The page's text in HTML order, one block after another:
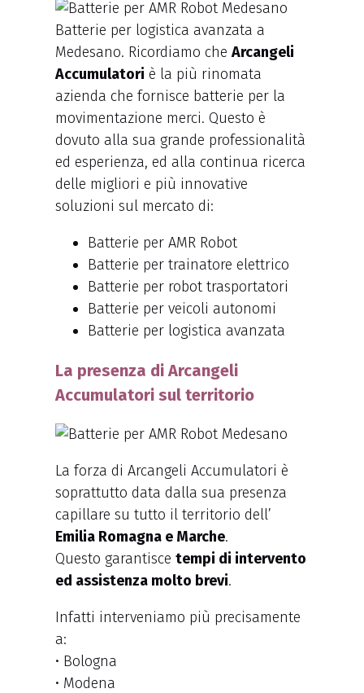
Batterie per logistica avanzata a
Medesano. Ricordiamo che Arcangeli
Accumulatori è la più rinomata
azienda che fornisce batterie per la
movimentazione merci. Questo è
dovuto alla sua grande professionalità
ed esperienza, ed alla continua ricerca
delle migliori e più innovative
soluzioni sul mercato di:
Batterie per AMR Robot
Batterie per trainatore elettrico
Batterie per robot trasportatori
Batterie per veicoli autonomi
Batterie per logistica avanzata
La presenza di Arcangeli
Accumulatori sul territorio
La forza di Arcangeli Accumulatori è
soprattutto data dalla sua presenza
capillare su tutto il territorio dell’
Emilia Romagna e Marche.
Questo garantisce tempi di intervento
ed assistenza molto brevi.
Infatti interveniamo più precisamente
a:
• Bologna
• Modena